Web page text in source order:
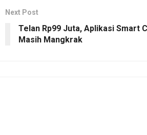
Next Post
Telan Rp99 Juta, Aplikasi Smart
Masih Mangkrak